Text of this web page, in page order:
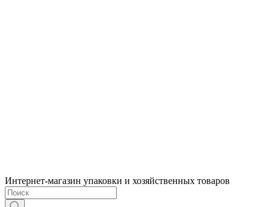
Интернет-магазин упаковки и хозяйственных товаров